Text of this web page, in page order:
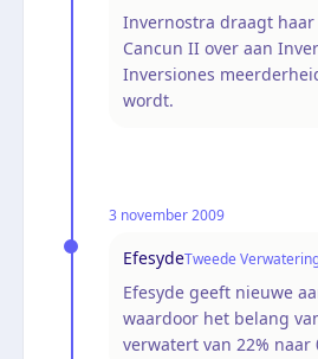
Invernostra draagt haar
Cancun II over aan
Inversiones
wordt.
3 november 2009
EfesydeTweede
Efesyde geeft nieuwe
waardoor het belang
verwatert van 22% naar